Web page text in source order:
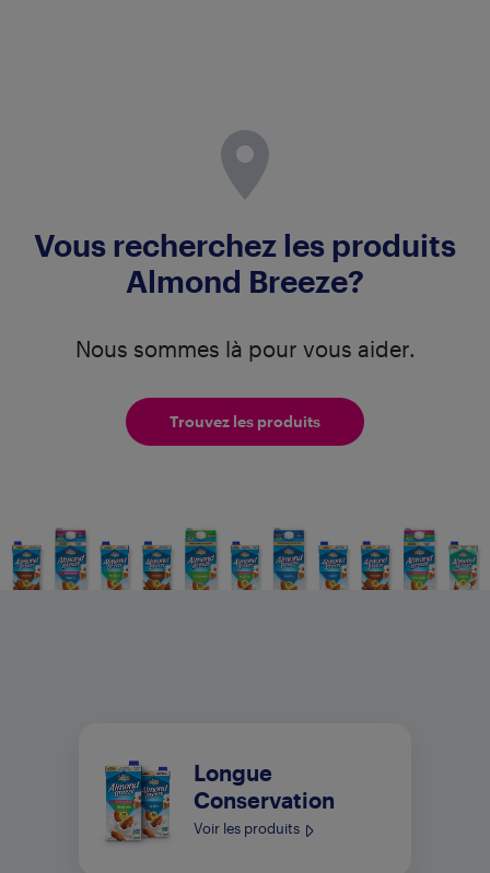
Vous recherchez les produits
Almond Breeze?
Nous sommes là pour vous aider.
Trouvez les produits
Longue
Conservation
Voir les produits